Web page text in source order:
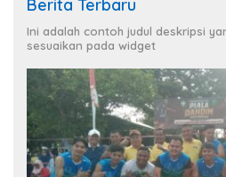
Berita Terbaru
Ini adalah contoh judul deskripsi
sesuaikan pada widget